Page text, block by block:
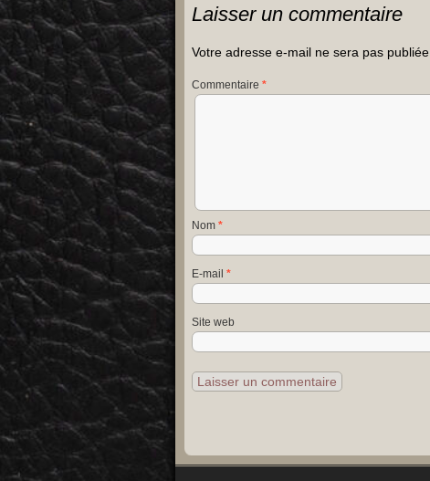
Laisser un commentaire
Votre adresse e-mail ne sera pas publiée.
Commentaire *
Nom *
E-mail *
Site web